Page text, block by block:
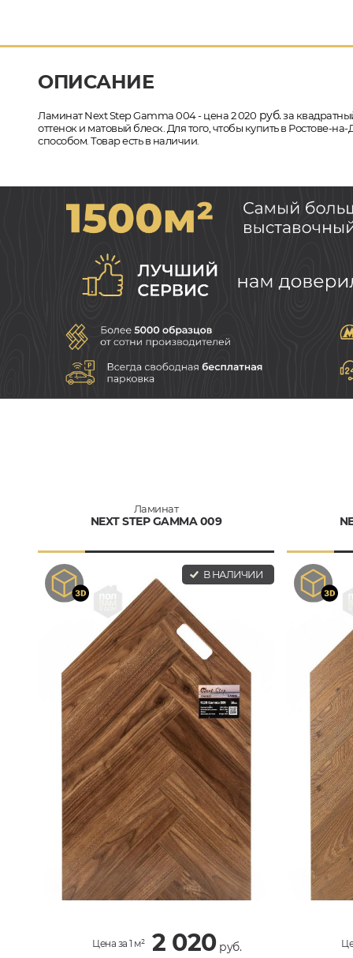
ОПИСАНИЕ
Ламинат Next Step Gamma 004 - цена 2 020 руб.за
оттенок и матовый блеск. Для того, чтобы купить в
способом. Товар есть в наличии.
Ламинат
NEXT STEP GAMMA 009
В НАЛИЧИИ
Цена за 1 м² 2 020руб.